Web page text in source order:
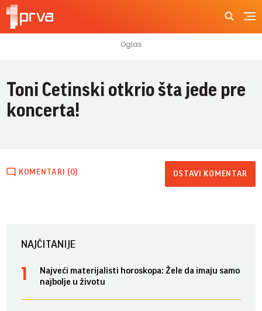
Toni Cetinski otkrio šta jede pre
koncerta!
KOMENTARI (0) OSTAVI KOMENTAR
NAJČITANIJE
Najveći materijalisti horoskopa: Žele da imaju samo
najbolje u životu